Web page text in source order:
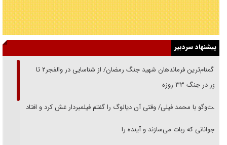
پیشنهاد سردبیر
از گمنام‌ترین فرماندهان شهید جنگ رمضان/ از شناسایی در والفجر۲ تا
حضور در جنگ ۳۳ روزه
گفت‌وگو با محمد فیلی/ وقتی آن دیالوگ را گفتم فیلمبردار غش کرد و افتاد
نوجوانانی که ربات می‌سازند و آینده را